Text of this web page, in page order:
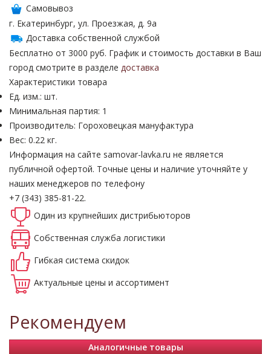
Самовывоз
г. Екатеринбург, ул. Проезжая, д. 9а
Доставка собственной службой
Бесплатно от 3000 руб. График и стоимость доставки в Ваш
город смотрите в разделе доставка
Характеристики товара
Ед. изм.: шт.
Минимальная партия: 1
Производитель: Гороховецкая мануфактура
Вес: 0.22 кг.
Информация на сайте samovar-lavka.ru не является
публичной офертой. Точные цены и наличие уточняйте у
наших менеджеров по телефону
+7 (343) 385-81-22.
Один из крупнейших дистрибьюторов
Собственная служба логистики
Гибкая система скидок
Актуальные цены и ассортимент
Рекомендуем
Аналогичные товары